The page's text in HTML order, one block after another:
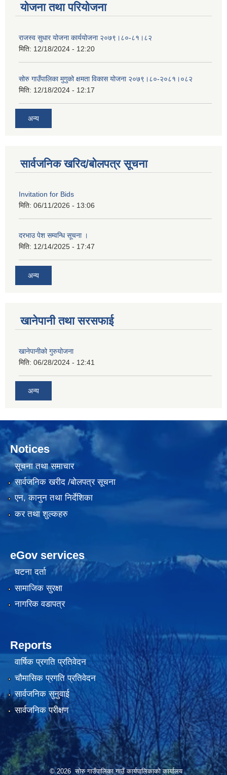
योजना तथा परियोजना
राजस्व सुधार योजना कार्ययोजना २०७९।८०-८१।८२
मिति: 12/18/2024 - 12:20
सोरु गाउँपालिका मुगुको क्षमता विकास योजना २०७९।८०-२०८१।०८२
मिति: 12/18/2024 - 12:17
अन्य
सार्वजनिक खरिद/बोलपत्र सूचना
Invitation for Bids
मिति: 06/11/2026 - 13:06
दरभाउ पेश सम्वन्धि सूचना ।
मिति: 12/14/2025 - 17:47
अन्य
खानेपानी तथा सरसफाई
खानेपानीको गुरुयोजना
मिति: 06/28/2024 - 12:41
अन्य
Notices
सूचना तथा समाचार
सार्वजनिक खरीद /बोलपत्र सूचना
एन, कानुन तथा निर्देशिका
कर तथा शुल्कहरु
eGov services
घटना दर्ता
सामाजिक सुरक्षा
नागरिक वडापत्र
Reports
वार्षिक प्रगति प्रतिवेदन
चौमासिक प्रगति प्रतिवेदन
सार्वजनिक सुनुवाई
सार्वजनिक परीक्षण
© 2026 सोरु गाउँपालिका गाउँ कार्यपालिकाको कार्यालय